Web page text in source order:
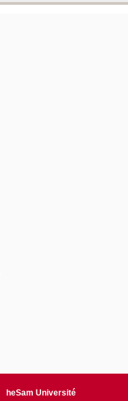
heSam Université